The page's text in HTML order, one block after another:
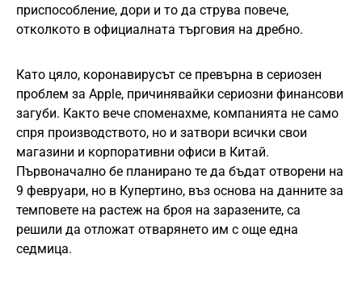
приспособление, дори и то да струва повече,
отколкото в официалната търговия на дребно.
Като цяло, коронавирусът се превърна в сериозен
проблем за Apple, причинявайки сериозни финансови
загуби. Както вече споменахме, компанията не само
спря производството, но и затвори всички свои
магазини и корпоративни офиси в Китай.
Първоначално бе планирано те да бъдат отворени на
9 февруари, но в Купертино, въз основа на данните за
темповете на растеж на броя на заразените, са
решили да отложат отварянето им с още една
седмица.